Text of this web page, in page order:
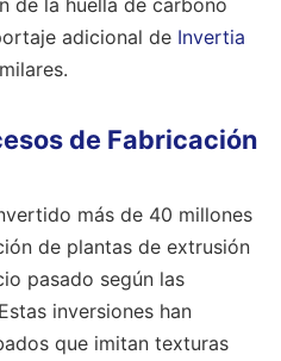
adicional de Invertia
de Fabricación
más de 40 millones
de plantas de extrusión
pasado según las
inversiones han
que imitan texturas